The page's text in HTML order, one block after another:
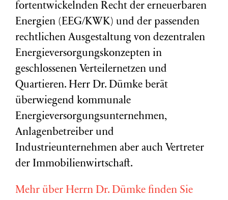
fortentwickelnden Recht der erneuerbaren
Energien (EEG/KWK) und der passenden
rechtlichen Ausgestaltung von dezentralen
Energieversorgungskonzepten in
geschlossenen Verteilernetzen und
Quartieren. Herr Dr. Dümke berät
überwiegend kommunale
Energieversorgungsunternehmen,
Anlagenbetreiber und
Industrieunternehmen aber auch Vertreter
der Immobilienwirtschaft.
Mehr über Herrn Dr. Dümke finden Sie